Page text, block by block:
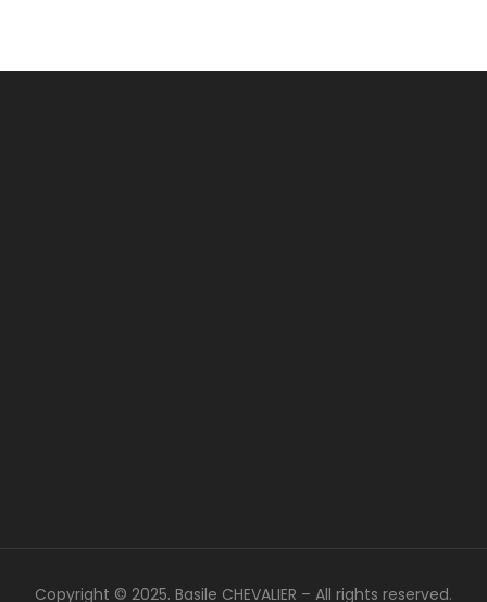
Copyright © 2025. Basile CHEVALIER – All rights reserved.